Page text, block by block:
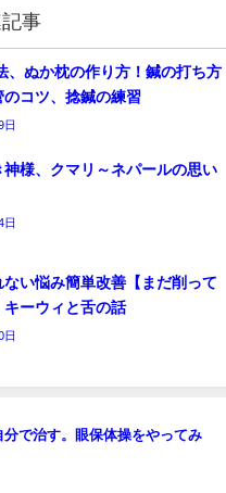
事
、ぬか枕の作り方！鍼の打ち方
のコツ、捻鍼の練習
日
神様、クマリ～ネパールの思い
日
ない悩み簡単改善【まだ削って
キーウィと舌の話
日
で治す。眼保体操をやってみ